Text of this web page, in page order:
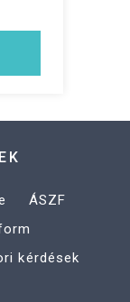
ÁSZF
kérdések